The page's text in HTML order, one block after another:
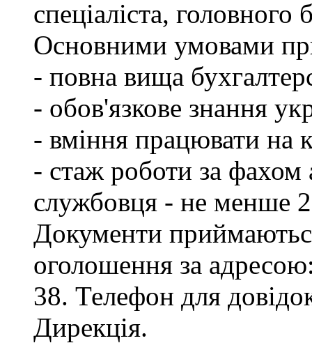
спеціаліста, головного
Основними умовами
- повна вища
- обов'язкове знання
- вміння працювати на
- стаж роботи за фахом
службовця - не менше 2
Документи
оголошення за
38. Телефон для
Дирекція.